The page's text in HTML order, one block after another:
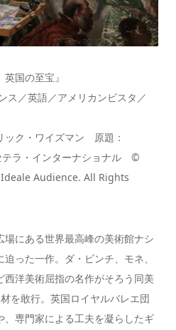
国の至宝』
ス／英語／アメリカンビスタ／
ック・ワイズマン 原題：
ラ・インターナショナル ©
Audience. All Rights
場にある世界最高峰の美術館ナシ
った一作。ダ・ビンチ、モネ、
西洋美術屈指の名作がそろう同美
を敢行。英国ロイヤルバレエ団
、専門家による工夫を凝らしたギ